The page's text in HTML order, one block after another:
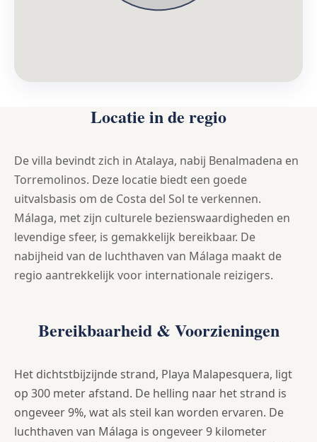
Locatie in de regio
De villa bevindt zich in Atalaya, nabij Benalmadena en
Torremolinos. Deze locatie biedt een goede
uitvalsbasis om de Costa del Sol te verkennen.
Málaga, met zijn culturele bezienswaardigheden en
levendige sfeer, is gemakkelijk bereikbaar. De
nabijheid van de luchthaven van Málaga maakt de
regio aantrekkelijk voor internationale reizigers.
Bereikbaarheid & Voorzieningen
Het dichtstbijzijnde strand, Playa Malapesquera, ligt
op 300 meter afstand. De helling naar het strand is
ongeveer 9%, wat als steil kan worden ervaren. De
luchthaven van Málaga is ongeveer 9 kilometer